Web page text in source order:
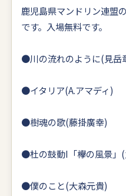
鹿児島県マンドリン連盟
です。入場無料です。
●川の流れのように(見岳
●イタリア(A.アマディ)
●樹魂の歌(藤掛廣幸)
●杜の鼓動I「欅の風景」
●僕のこと(大森元貴)